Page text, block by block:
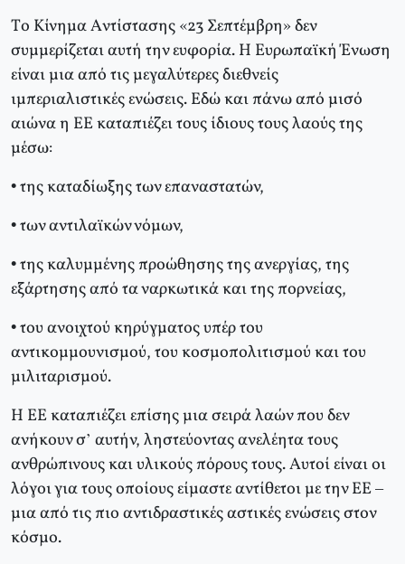
Tο Kίνημα Aντίστασης «23 Σεπτέμβρη» δεν
συμμερίζεται αυτή την ευφορία. H Eυρωπαϊκή Ένωση
είναι μια από τις μεγαλύτερες διεθνείς
ιμπεριαλιστικές ενώσεις. Eδώ και πάνω από μισό
αιώνα η EE καταπιέζει τους ίδιους τους λαούς της
μέσω:
• της καταδίωξης των επαναστατών,
• των αντιλαϊκών νόμων,
• της καλυμμένης προώθησης της ανεργίας, της
εξάρτησης από τα ναρκωτικά και της πορνείας,
• του ανοιχτού κηρύγματος υπέρ του
αντικομμουνισμού, του κοσμοπολιτισμού και του
μιλιταρισμού.
H EE καταπιέζει επίσης μια σειρά λαών που δεν
ανήκουν σ’ αυτήν, ληστεύοντας ανελέητα τους
ανθρώπινους και υλικούς πόρους τους. Aυτοί είναι οι
λόγοι για τους οποίους είμαστε αντίθετοι με την EE –
μια από τις πιο αντιδραστικές αστικές ενώσεις στον
κόσμο.